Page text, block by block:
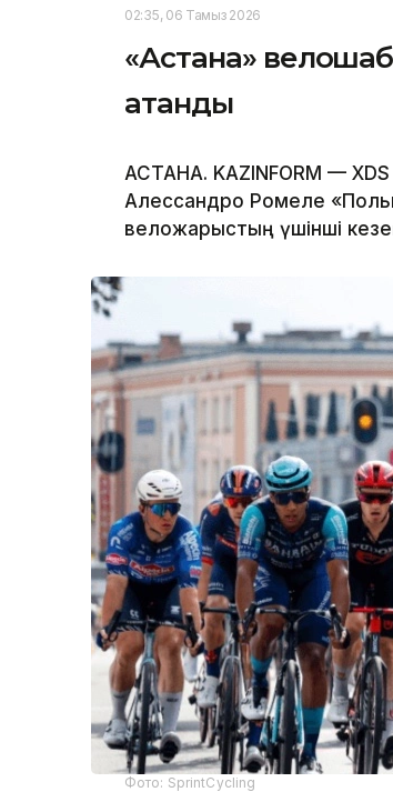
02:35, 06 Тамыз 2026
«Астана»
атанды
АСТАНА. KAZINFORM —
Алессандро Ромеле
веложарыстың үшінші
Фото: SprintCycling